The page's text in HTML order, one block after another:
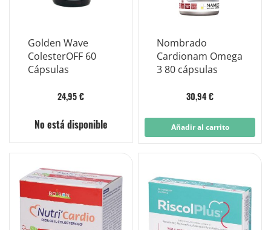
Golden Wave
ColesterOFF 60
Cápsulas
24,95 €
No está disponible
Nombrado
Cardionam Omega
3 80 cápsulas
30,94 €
Añadir al carrito